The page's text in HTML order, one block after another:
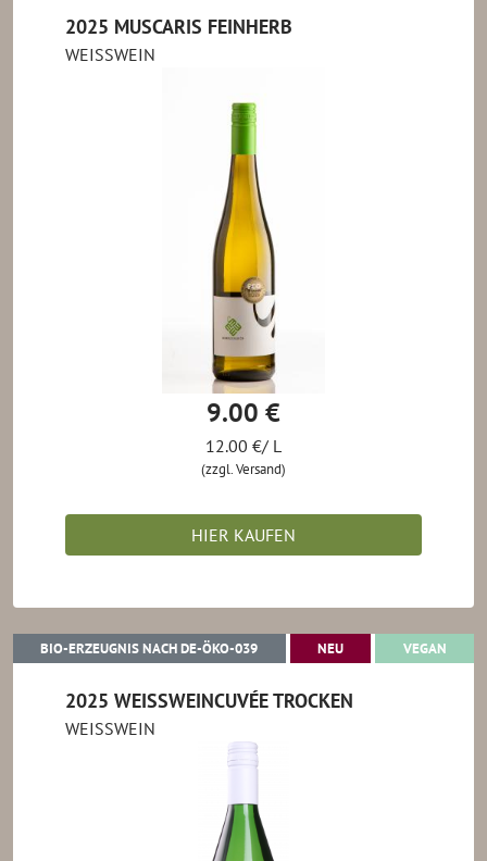
2025 MUSCARIS FEINHERB
WEISSWEIN
9.00 €
12.00 €/ L
(zzgl. Versand)
HIER KAUFEN
BIO-ERZEUGNIS NACH DE-ÖKO-039BIO-ERZEUGNIS NACH DE-ÖKO-039
NEUNEU VEGAN
2025 WEISSWEINCUVÉE TROCKEN
WEISSWEIN